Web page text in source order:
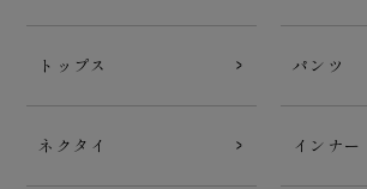
トップス パンツ
ネクタイ インナー